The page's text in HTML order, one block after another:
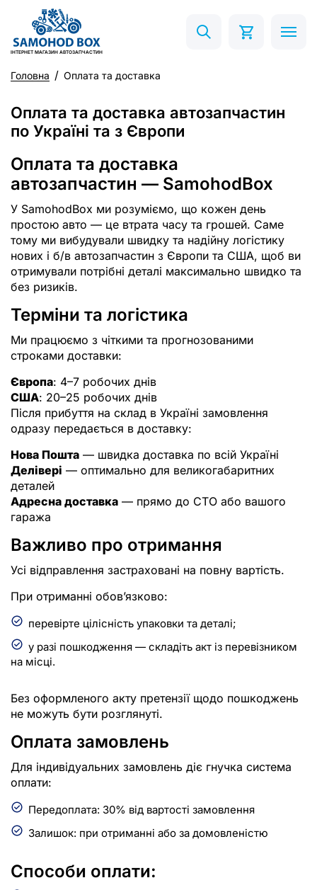
ІНТЕРНЕТ МАГАЗИН АВТОЗАПЧАСТИН
Головна Оплата та доставка
Оплата та доставка автозапчастин
по Україні та з Європи
Оплата та доставка
автозапчастин — SamohodBox
У SamohodBox ми розуміємо, що кожен день
простою авто — це втрата часу та грошей. Саме
тому ми вибудували швидку та надійну логістику
нових і б/в автозапчастин з Європи та США, щоб ви
отримували потрібні деталі максимально швидко та
без ризиків.
Терміни та логістика
Ми працюємо з чіткими та прогнозованими
строками доставки:
Європа: 4–7 робочих днів
США: 20–25 робочих днів
Після прибуття на склад в Україні замовлення
одразу передається в доставку:
Нова Пошта — швидка доставка по всій Україні
Делівері — оптимально для великогабаритних
деталей
Адресна доставка — прямо до СТО або вашого
гаража
Важливо про отримання
Усі відправлення застраховані на повну вартість.
При отриманні обов’язково:
перевірте цілісність упаковки та деталі;
у разі пошкодження — складіть акт із перевізником
на місці.
Без оформленого акту претензії щодо пошкоджень
не можуть бути розглянуті.
Оплата замовлень
Для індивідуальних замовлень діє гнучка система
оплати:
Передоплата: 30% від вартості замовлення
Залишок: при отриманні або за домовленістю
Способи оплати: